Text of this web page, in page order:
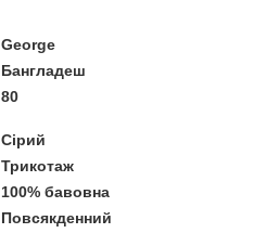
George
Бангладеш
80
Сірий
Трикотаж
100% бавовна
Повсякденний